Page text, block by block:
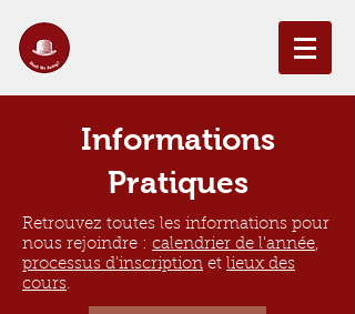
Informations
Pratiques
Retrouvez toutes les informations pour
nous rejoindre : calendrier de l'année,
processus d'inscription et lieux des
cours.